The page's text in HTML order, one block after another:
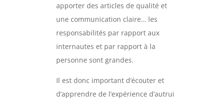
apporter des articles de qualité et
une communication claire… les
responsabilités par rapport aux
internautes et par rapport à la
personne sont grandes.
Il est donc important d’écouter et
d’apprendre de l’expérience d’autrui